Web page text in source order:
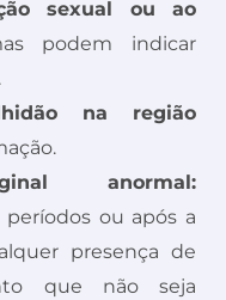
sexual ou ao
podem indicar
na região
anormal:
ou após a
presença de
que não seja